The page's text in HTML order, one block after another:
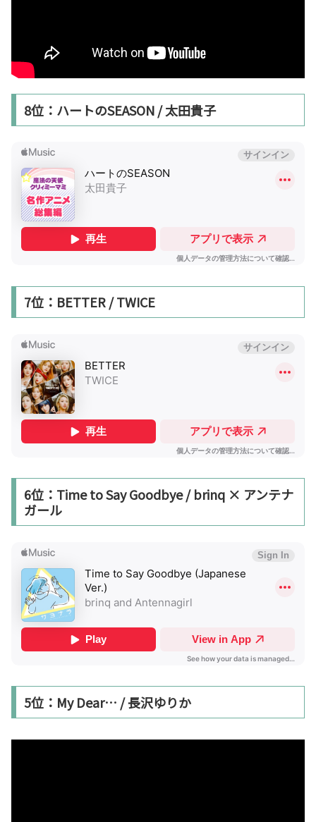
8位：ハートのSEASON / 太田貴子
7位：BETTER / TWICE
6位：Time to Say Goodbye / brinq × アンテナ
ガール
5位：My Dear… / 長沢ゆりか